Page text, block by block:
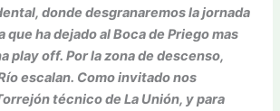
donde desgranaremos la jornada
que ha dejado al Boca de Priego mas
play off. Por la zona de descenso,
escalan. Como invitado nos
técnico de La Unión, y para